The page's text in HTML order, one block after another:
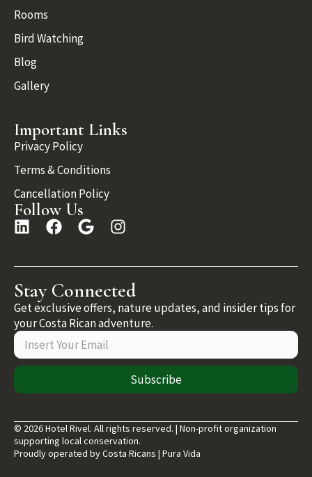
Rooms
Bird Watching
Blog
Gallery
Important Links
Privacy Policy
Terms & Conditions
Cancellation Policy
Follow Us
Stay Connected
Get exclusive offers, nature updates, and insider tips for
your Costa Rican adventure.
Subscribe
© 2026 Hotel Rivel. All rights reserved. | Non-profit organization
supporting local conservation.
Proudly operated by Costa Ricans | Pura Vida